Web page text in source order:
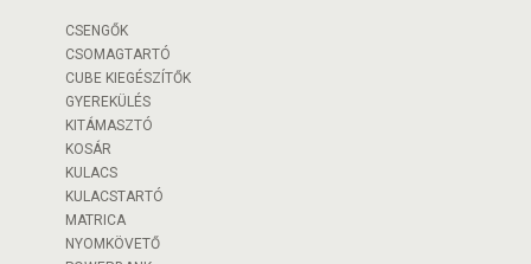
CSENGŐK
CSOMAGTARTÓ
CUBE KIEGÉSZÍTŐK
GYEREKÜLÉS
KITÁMASZTÓ
KOSÁR
KULACS
KULACSTARTÓ
MATRICA
NYOMKÖVETŐ